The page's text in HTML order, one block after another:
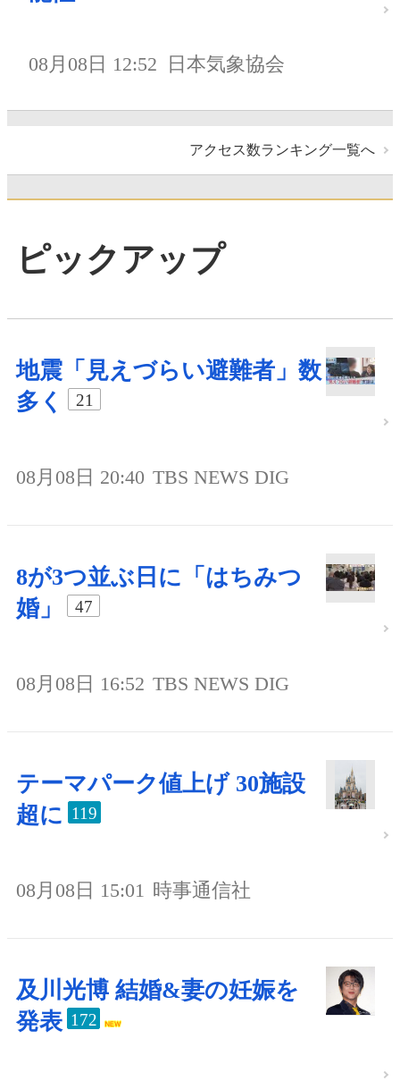
08月08日 12:52 日本気象協会
アクセス数ランキング一覧へ
ピックアップ
地震「見えづらい避難者」数
多く
21
08月08日 20:40 TBS NEWS DIG
8が3つ並ぶ日に「はちみつ
婚」
47
08月08日 16:52 TBS NEWS DIG
テーマパーク値上げ 30施設
超に 119
08月08日 15:01 時事通信社
及川光博 結婚&妻の妊娠を
発表 172